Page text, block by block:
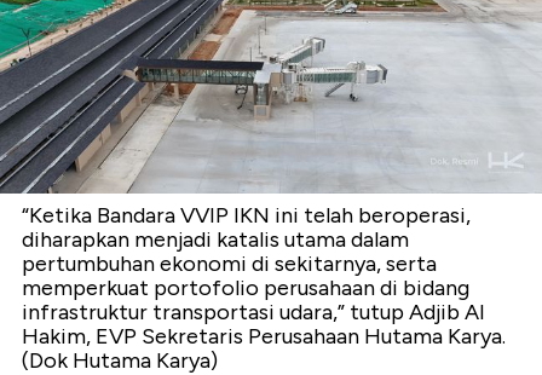
“Ketika Bandara VVIP IKN ini telah beroperasi,
diharapkan menjadi katalis utama dalam
pertumbuhan ekonomi di sekitarnya, serta
memperkuat portofolio perusahaan di bidang
infrastruktur transportasi udara,” tutup Adjib Al
Hakim, EVP Sekretaris Perusahaan Hutama Karya.
(Dok Hutama Karya)